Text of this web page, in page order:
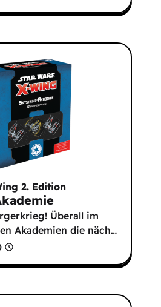
2. Edition
Überall im
Akademien die näch…